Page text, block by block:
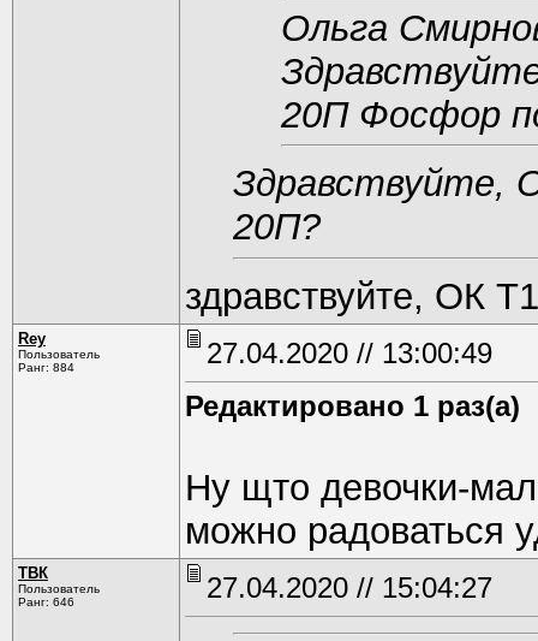
Ольга
20П Фосфор
Здравствуйте,
20П?
здравствуйте, ОК
Rey
Пользователь
Ранг: 884
27.04.2020 // 13:00:49
Редактировано 1 раз(а)
Ну щто девочки-
можно радоваться
ТВК
Пользователь
Ранг: 646
27.04.2020 // 15:04:27